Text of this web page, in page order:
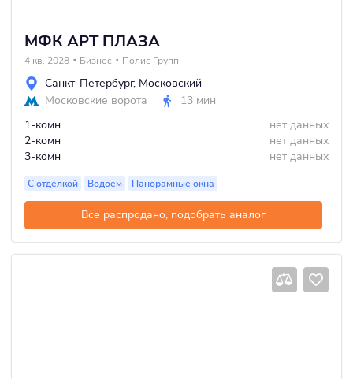
МФК АРТ ПЛАЗА
4 кв. 2028 Бизнес Полис Групп
Санкт-Петербург, Московский
Московские ворота
13 мин
1-комн
нет данных
2-комн
нет данных
3-комн
нет данных
С отделкой Водоем Панорамные окна
Все распродано, подобрать аналог